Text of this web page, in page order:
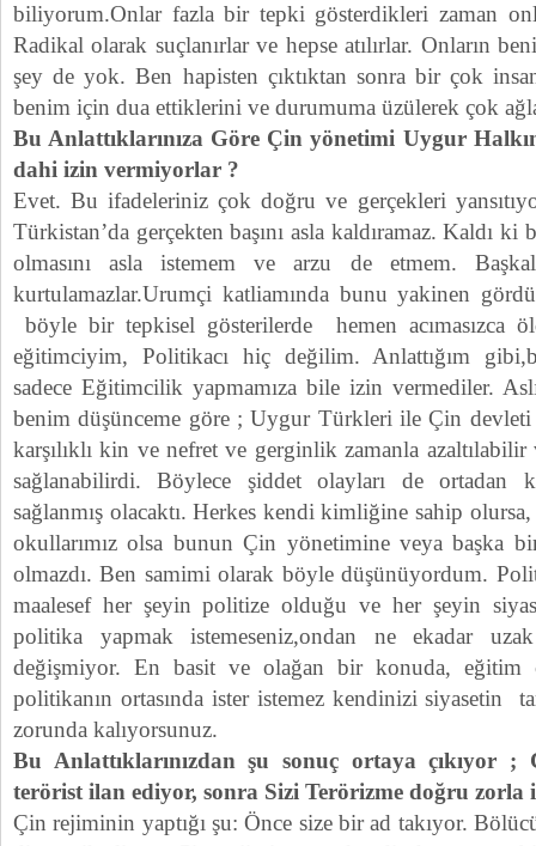
biliyorum.Onlar fazla bir tepki gösterdikleri zaman
Radikal olarak suçlanırlar ve hepse atılırlar. Onların
şey de yok. Ben hapisten çıktıktan sonra bir çok
benim için dua ettiklerini ve durumuma üzülerek çok
Bu Anlattıklarınıza Göre Çin yönetimi Uygur
dahi izin vermiyorlar ?
Evet. Bu ifadeleriniz çok doğru ve gerçekleri
Türkistan’da gerçekten başını asla kaldıramaz. Kaldı
olmasını asla istemem ve arzu de etmem.
kurtulamazlar.Urumçi katliamında bunu yakinen
böyle bir tepkisel gösterilerde hemen acımasızca
eğitimciyim, Politikacı hiç değilim. Anlattığım
sadece Eğitimcilik yapmamıza bile izin vermediler.
benim düşünceme göre ; Uygur Türkleri ile Çin devleti
karşılıklı kin ve nefret ve gerginlik zamanla
sağlanabilirdi. Böylece şiddet olayları de ortadan
sağlanmış olacaktı. Herkes kendi kimliğine sahip
okullarımız olsa bunun Çin yönetimine veya başka
olmazdı. Ben samimi olarak böyle düşünüyordum.
maalesef her şeyin politize olduğu ve her şeyin
politika yapmak istemeseniz,ondan ne ekadar
değişmiyor. En basit ve olağan bir konuda, eğitim
politikanın ortasında ister istemez kendinizi siyasetin
zorunda kalıyorsunuz.
Bu Anlattıklarınızdan şu sonuç ortaya çıkıyor
terörist ilan ediyor, sonra Sizi Terörizme doğru zorla
Çin rejiminin yaptığı şu: Önce size bir ad takıyor.